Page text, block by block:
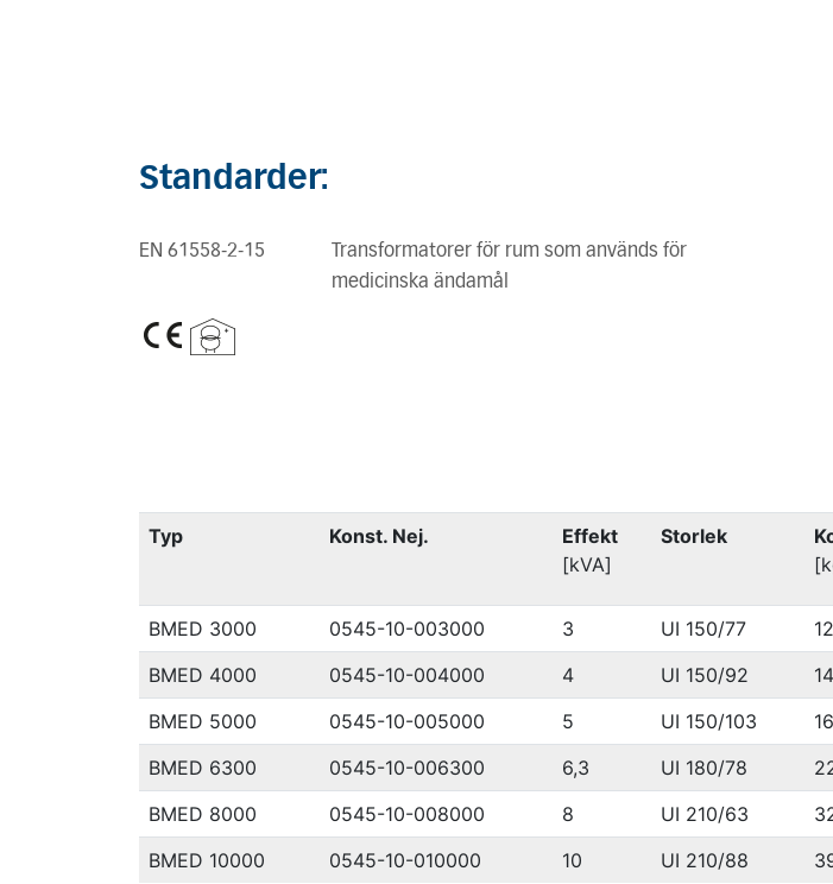
Standarder:
EN 61558-2-15
Transformatorer för rum som används för
medicinska ändamål
Typ Konst. Nej.
Effekt
[kVA]
Storlek
BMED 3000
0545-10-003000 3 UI 150/77
BMED 4000
0545-10-004000 4 UI 150/92
BMED 5000
0545-10-005000 5 UI 150/103
BMED 6300
0545-10-006300 6,3 UI 180/78
BMED 8000
0545-10-008000 8 UI 210/63
BMED 10000
0545-10-010000 10 UI 210/88